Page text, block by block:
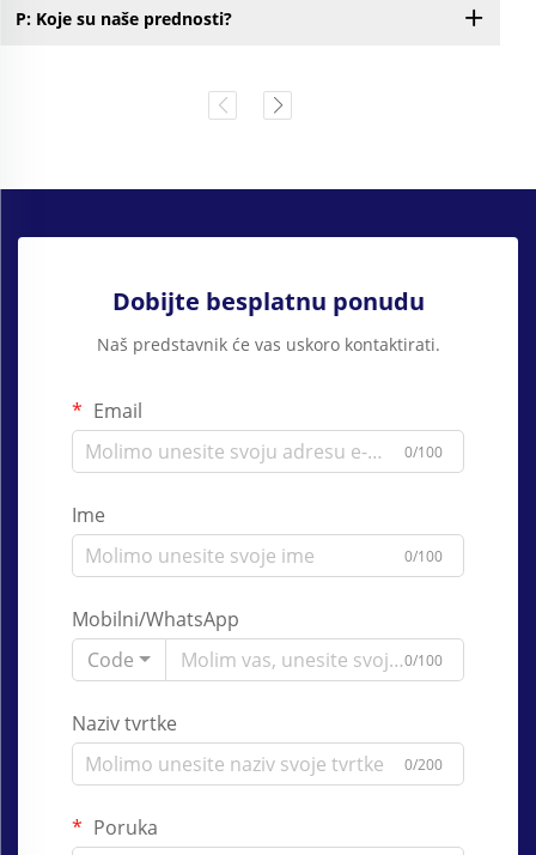
P: Koje su naše prednosti?
Dobijte besplatnu ponudu
Naš predstavnik će vas uskoro kontaktirati.
Email
0/100
Ime
0/100
Mobilni/WhatsApp
Code
0/100
Naziv tvrtke
0/200
Poruka